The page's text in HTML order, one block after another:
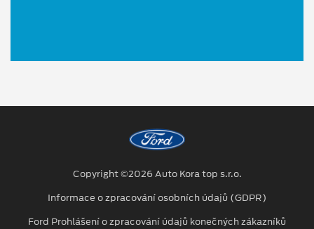
Copyright ©2026 Auto Kora top s.r.o.
Informace o zpracování osobních údajů (GDPR)
Ford Prohlášení o zpracování údajů konečných zákazníků